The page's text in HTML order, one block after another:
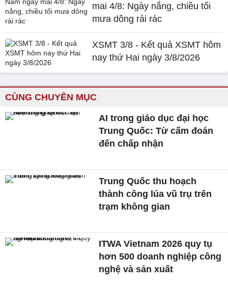
mai 4/8: Ngày nắng, chiều tối
mưa dông rải rác
XSMT 3/8 - Kết quả XSMT hôm
nay thứ Hai ngày 3/8/2026
CÙNG CHUYÊN MỤC
AI trong giáo dục đại học
Trung Quốc: Từ cấm đoán
đến chấp nhận
Trung Quốc thu hoạch
thành công lúa vũ trụ trên
trạm không gian
ITWA Vietnam 2026 quy tụ
hơn 500 doanh nghiệp công
nghệ và sản xuất